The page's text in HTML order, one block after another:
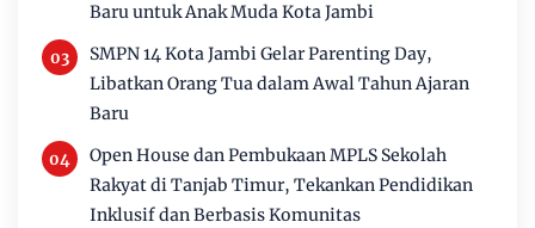
Baru untuk Anak Muda Kota Jambi
SMPN 14 Kota Jambi Gelar Parenting Day,
Libatkan Orang Tua dalam Awal Tahun Ajaran
Baru
Open House dan Pembukaan MPLS Sekolah
Rakyat di Tanjab Timur, Tekankan Pendidikan
Inklusif dan Berbasis Komunitas